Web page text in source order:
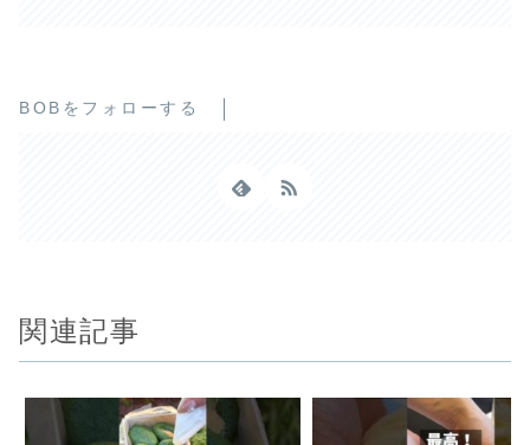
BOBをフォローする
関連記事